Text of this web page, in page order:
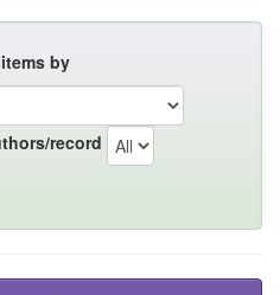
by
record